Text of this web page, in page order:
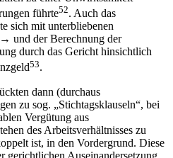
führte52. Auch das
sich mit unterbliebenen
→ und der Berechnung der
durch das Gericht hinsichtlich
53.
dann (durchaus
zu sog. „Stichtagsklauseln“, bei
Vergütung aus
des Arbeitsverhältnisses zu
ist, in den Vordergrund. Diese
gerichtlichen Auseinandersetzung